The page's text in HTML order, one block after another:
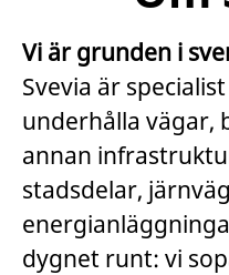
Vi är grunden i
Svevia är
underhålla vägar,
annan
stadsdelar,
dygnet runt: vi